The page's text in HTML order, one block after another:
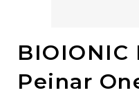
BIOIONIC
Peinar